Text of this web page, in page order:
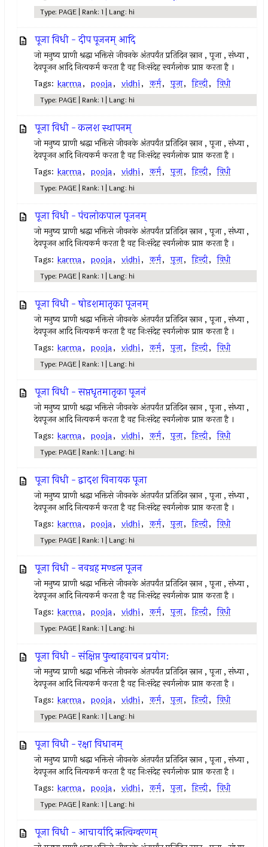
Type: PAGE | Rank: 1 | Lang: hi
पूजा विधी - दीप पूजनम् आदि
जो मनुष्य प्राणी श्रद्धा भक्तिसे जीवनके अंतपर्यंत प्रतिदिन स्नान , पूजा , संध्या ,
देवपूजन आदि नित्यकर्म करता है वह निःसंदेह स्वर्गलोक प्राप्त करता है ।
Tags: karma, pooja, vidhi, कर्म, पूजा, हिन्दी, विधी
Type: PAGE | Rank: 1 | Lang: hi
पूजा विधी - कलश स्थापनम्
जो मनुष्य प्राणी श्रद्धा भक्तिसे जीवनके अंतपर्यंत प्रतिदिन स्नान , पूजा , संध्या ,
देवपूजन आदि नित्यकर्म करता है वह निःसंदेह स्वर्गलोक प्राप्त करता है ।
Tags: karma, pooja, vidhi, कर्म, पूजा, हिन्दी, विधी
Type: PAGE | Rank: 1 | Lang: hi
पूजा विधी - पंचलोकपाल पूजनम्
जो मनुष्य प्राणी श्रद्धा भक्तिसे जीवनके अंतपर्यंत प्रतिदिन स्नान , पूजा , संध्या ,
देवपूजन आदि नित्यकर्म करता है वह निःसंदेह स्वर्गलोक प्राप्त करता है ।
Tags: karma, pooja, vidhi, कर्म, पूजा, हिन्दी, विधी
Type: PAGE | Rank: 1 | Lang: hi
पूजा विधी - षोडशमातृका पूजनम्
जो मनुष्य प्राणी श्रद्धा भक्तिसे जीवनके अंतपर्यंत प्रतिदिन स्नान , पूजा , संध्या ,
देवपूजन आदि नित्यकर्म करता है वह निःसंदेह स्वर्गलोक प्राप्त करता है ।
Tags: karma, pooja, vidhi, कर्म, पूजा, हिन्दी, विधी
Type: PAGE | Rank: 1 | Lang: hi
पूजा विधी - सप्तधृतमातृका पूजनं
जो मनुष्य प्राणी श्रद्धा भक्तिसे जीवनके अंतपर्यंत प्रतिदिन स्नान , पूजा , संध्या ,
देवपूजन आदि नित्यकर्म करता है वह निःसंदेह स्वर्गलोक प्राप्त करता है ।
Tags: karma, pooja, vidhi, कर्म, पूजा, हिन्दी, विधी
Type: PAGE | Rank: 1 | Lang: hi
पूजा विधी - द्वादश विनायक पूजा
जो मनुष्य प्राणी श्रद्धा भक्तिसे जीवनके अंतपर्यंत प्रतिदिन स्नान , पूजा , संध्या ,
देवपूजन आदि नित्यकर्म करता है वह निःसंदेह स्वर्गलोक प्राप्त करता है ।
Tags: karma, pooja, vidhi, कर्म, पूजा, हिन्दी, विधी
Type: PAGE | Rank: 1 | Lang: hi
पूजा विधी - नवग्रह मण्डल पूजन
जो मनुष्य प्राणी श्रद्धा भक्तिसे जीवनके अंतपर्यंत प्रतिदिन स्नान , पूजा , संध्या ,
देवपूजन आदि नित्यकर्म करता है वह निःसंदेह स्वर्गलोक प्राप्त करता है ।
Tags: karma, pooja, vidhi, कर्म, पूजा, हिन्दी, विधी
Type: PAGE | Rank: 1 | Lang: hi
पूजा विधी - संक्षिप्त पुन्याहवाचन प्रयोग:
जो मनुष्य प्राणी श्रद्धा भक्तिसे जीवनके अंतपर्यंत प्रतिदिन स्नान , पूजा , संध्या ,
देवपूजन आदि नित्यकर्म करता है वह निःसंदेह स्वर्गलोक प्राप्त करता है ।
Tags: karma, pooja, vidhi, कर्म, पूजा, हिन्दी, विधी
Type: PAGE | Rank: 1 | Lang: hi
पूजा विधी - रक्षा विधानम्
जो मनुष्य प्राणी श्रद्धा भक्तिसे जीवनके अंतपर्यंत प्रतिदिन स्नान , पूजा , संध्या ,
देवपूजन आदि नित्यकर्म करता है वह निःसंदेह स्वर्गलोक प्राप्त करता है ।
Tags: karma, pooja, vidhi, कर्म, पूजा, हिन्दी, विधी
Type: PAGE | Rank: 1 | Lang: hi
पूजा विधी - आचार्यादि ऋत्विग्वरणम्